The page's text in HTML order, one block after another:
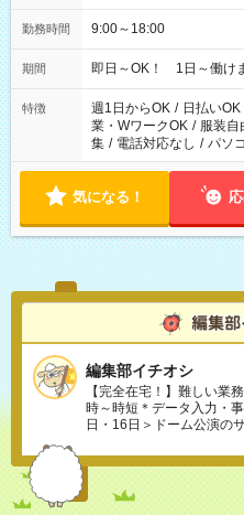
勤務時間 9:00～18:00
期間 即日～OK！ 1日～働け
特徴 週1日からOK / 日払いOK
業・WワークOK / 服装自
集 / 電話対応なし / パソ
気になる！
編集部イチオシ
【完全在宅！】難しい業
時～時短＊データ入力・
日・16日＞ドーム公演の